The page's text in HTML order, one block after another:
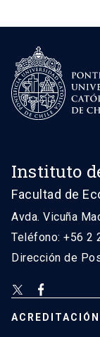
Instituto
Facultad de
Avda. Vicuña
Teléfono: +56 2
Dirección de
ACREDITACIÓN